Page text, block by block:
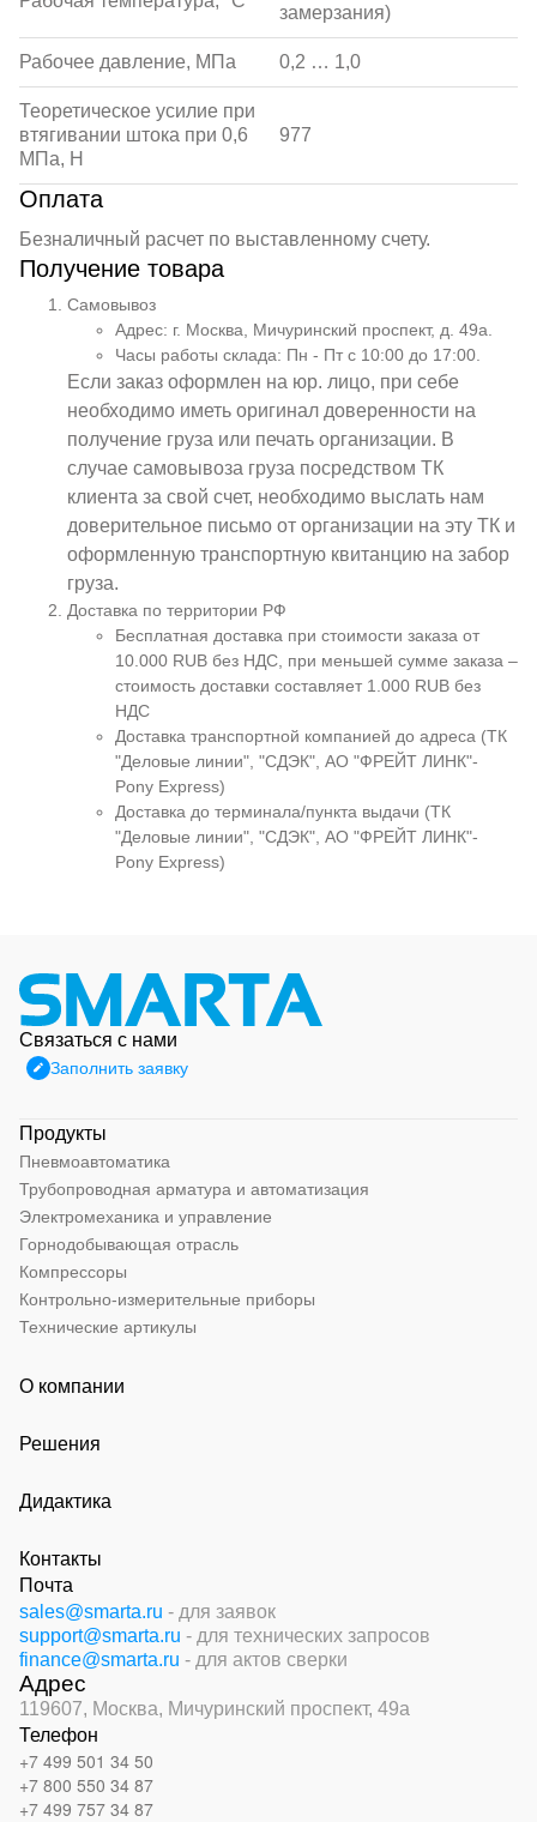
замерзания)
Рабочее давление, МПа 0,2 … 1,0
Теоретическое усилие при
втягивании штока при 0,6
МПа, Н
977
Оплата
Безналичный расчет по выставленному счету.
Получение товара
Самовывоз
Адрес: г. Москва, Мичуринский проспект, д. 49а.
Часы работы склада: Пн - Пт с 10:00 до 17:00.
Если заказ оформлен на юр. лицо, при себе
необходимо иметь оригинал доверенности на
получение груза или печать организации. В
случае самовывоза груза посредством ТК
клиента за свой счет, необходимо выслать нам
доверительное письмо от организации на эту ТК и
оформленную транспортную квитанцию на забор
груза.
Доставка по территории РФ
Бесплатная доставка при стоимости заказа от
10.000 RUB без НДС, при меньшей сумме заказа –
стоимость доставки составляет 1.000 RUB без
НДС
Доставка транспортной компанией до адреса (ТК
"Деловые линии", "СДЭК", АО "ФРЕЙТ ЛИНК"-
Pony Express)
Доставка до терминала/пункта выдачи (ТК
"Деловые линии", "СДЭК", АО "ФРЕЙТ ЛИНК"-
Pony Express)
Связаться с нами
Заполнить заявку
Продукты
Пневмоавтоматика
Трубопроводная арматура и автоматизация
Электромеханика и управление
Горнодобывающая отрасль
Компрессоры
Контрольно-измерительные приборы
Технические артикулы
О компании
Решения
Дидактика
Контакты
Почта
sales@smarta.ru - для заявок
support@smarta.ru - для технических запросов
finance@smarta.ru - для актов сверки
Адрес
119607, Москва, Мичуринский проспект, 49а
Телефон
+7 499 501 34 50
+7 800 550 34 87
+7 499 757 34 87